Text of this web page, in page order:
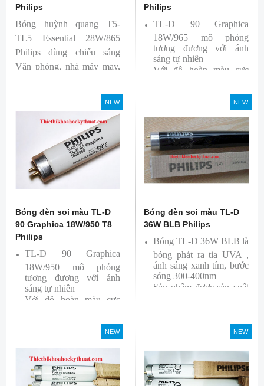
Philips
Bóng huỳnh quang T5-
TL5 Essential 28W/865
Philips dùng chiếu sáng
Văn phòng, nhà máy may,
Philips
TL-D 90 Graphica
18W/965 mô phỏng
tương đương với ánh
sáng tự nhiên
Với độ hoàn màu cực
Sản phẩm được sản xuất
bởi hãng Philips, xuất xứ
Ba lan
NEW
Bóng đèn soi màu TL-D
90 Graphica 18W/950 T8
Philips
TL-D 90 Graphica
18W/950 mô phỏng
tương đương với ánh
sáng tự nhiên
Với độ hoàn màu cực
Sản phẩm được sản xuất
bởi hãng Philips, xuất xứ
Ba lan
NEW
Bóng đèn soi màu TL-D
36W BLB Philips
Bóng TL-D 36W BLB là
bóng phát ra tia UVA ,
ánh sáng xanh tím, bước
sóng 300-400nm
Sản phẩm được sản xuất
NEW NEW